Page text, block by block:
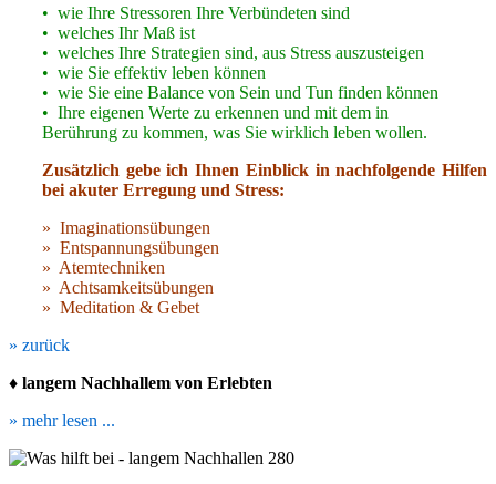
• wie Ihre Stressoren Ihre Verbündeten sind
• welches Ihr Maß ist
• welches Ihre Strategien sind, aus Stress auszusteigen
• wie Sie effektiv leben können
• wie Sie eine Balance von Sein und Tun finden können
• Ihre eigenen Werte zu erkennen und mit dem in
Berührung zu kommen, was Sie wirklich leben wollen.
Zusätzlich gebe ich Ihnen Einblick in nachfolgende Hilfen
bei akuter Erregung und Stress:
» Imaginationsübungen
» Entspannungsübungen
» Atemtechniken
» Achtsamkeitsübungen
» Meditation & Gebet
» zurück
♦ langem Nachhallem von Erlebten
» mehr lesen ...